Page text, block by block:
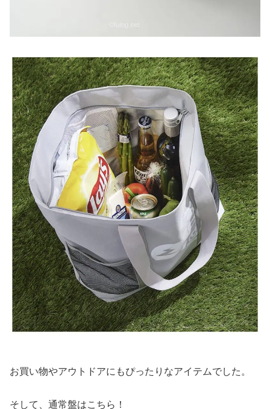
お買い物やアウトドアにもぴったりなアイテムでした。
そして、通常盤はこちら！